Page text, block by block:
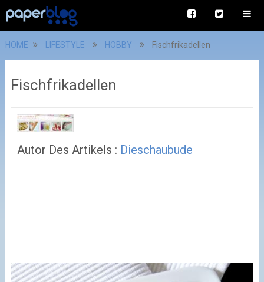
HOME LIFESTYLE HOBBY Fischfrikadellen
Fischfrikadellen
Autor Des Artikels : Dieschaubude